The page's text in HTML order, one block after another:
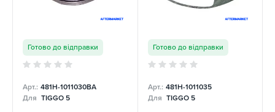
Готово до відправки
Арт.: 481H-1011030BA
Для TIGGO 5
Готово до відправки
Арт.: 481H-1011035
Для TIGGO 5